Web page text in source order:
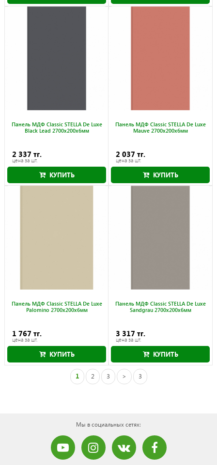
Панель МДФ Classic STELLA De Luxe
Black Lead 2700x200x6мм
2 337 тг.
цена за шт.
КУПИТЬ
Панель МДФ Classic STELLA De Luxe
Mauve 2700x200x6мм
2 037 тг.
цена за шт.
КУПИТЬ
Панель МДФ Classic STELLA De Luxe
Palomino 2700x200x6мм
1 767 тг.
цена за шт.
КУПИТЬ
Панель МДФ Classic STELLA De Luxe
Sandgrau 2700x200x6мм
3 317 тг.
цена за шт.
КУПИТЬ
1 2 3 > 3
Мы в социальных сетях: